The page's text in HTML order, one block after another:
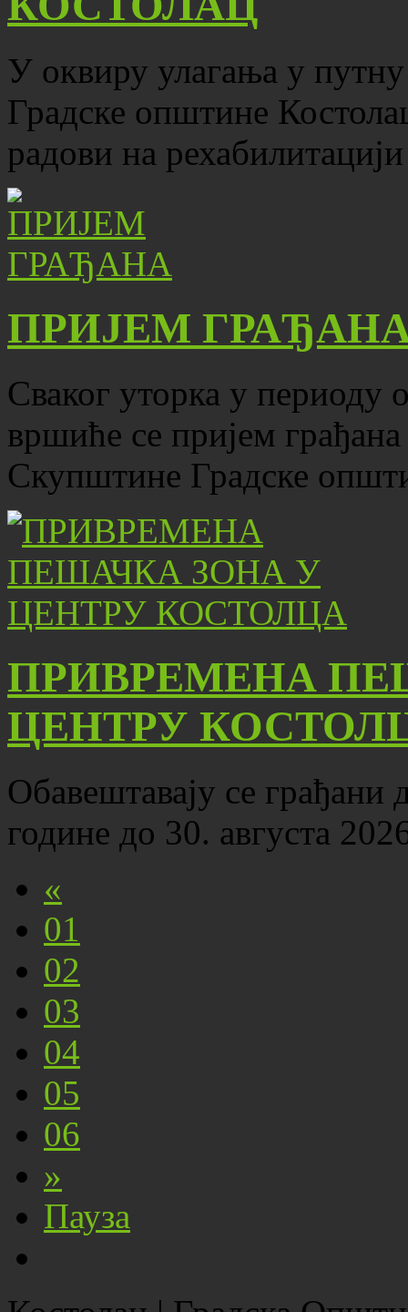
У оквиру улагања у
Градске општине
радови на
ПРИЈЕМ
Сваког уторка у периоду
вршиће се пријем
Скупштине Градске
ПРИВРЕМЕНА
ЦЕНТРУ
Обавештавају се грађани
године до 30. августа
«
01
02
03
04
05
06
»
Пауза